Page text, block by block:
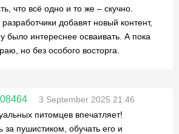
что всё одно и то же – скучно.
добавят новый контент,
было интереснее осваивать. А пока
но без особого восторга.
3 September 2025 21:46
питомцев впечатляет!
за пушистиком, обучать его и